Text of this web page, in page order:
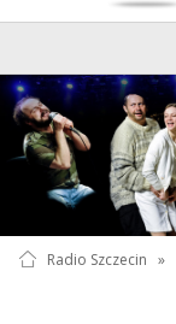
Radio Szczecin »